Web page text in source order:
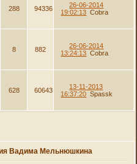
288 94336
26-06-2014
19:02:13 Cobra
8
882
26-06-2014
13:24:13 Cobra
628 60643
13-11-2013
16:37:20 Spassk
Вадима Мельнюшкина